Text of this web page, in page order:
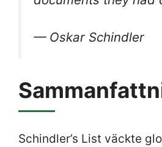
— Oskar Schindler
Schindler’s List väckte